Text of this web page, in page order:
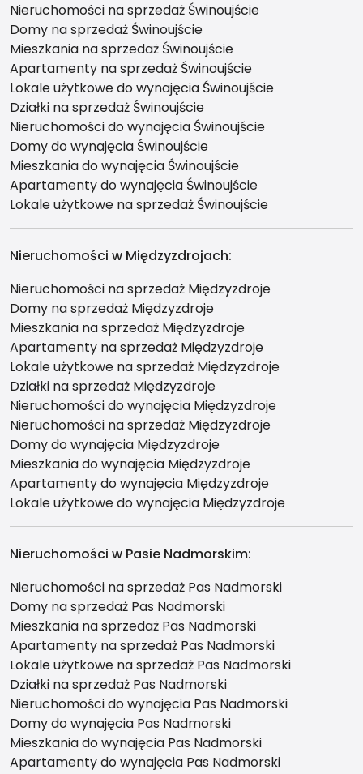
Nieruchomości na sprzedaż Świnoujście
Domy na sprzedaż Świnoujście
Mieszkania na sprzedaż Świnoujście
Apartamenty na sprzedaż Świnoujście
Lokale użytkowe do wynajęcia Świnoujście
Działki na sprzedaż Świnoujście
Nieruchomości do wynajęcia Świnoujście
Domy do wynajęcia Świnoujście
Mieszkania do wynajęcia Świnoujście
Apartamenty do wynajęcia Świnoujście
Lokale użytkowe na sprzedaż Świnoujście
Nieruchomości w Międzyzdrojach:
Nieruchomości na sprzedaż Międzyzdroje
Domy na sprzedaż Międzyzdroje
Mieszkania na sprzedaż Międzyzdroje
Apartamenty na sprzedaż Międzyzdroje
Lokale użytkowe na sprzedaż Międzyzdroje
Działki na sprzedaż Międzyzdroje
Nieruchomości do wynajęcia Międzyzdroje
Nieruchomości na sprzedaż Międzyzdroje
Domy do wynajęcia Międzyzdroje
Mieszkania do wynajęcia Międzyzdroje
Apartamenty do wynajęcia Międzyzdroje
Lokale użytkowe do wynajęcia Międzyzdroje
Nieruchomości w Pasie Nadmorskim:
Nieruchomości na sprzedaż Pas Nadmorski
Domy na sprzedaż Pas Nadmorski
Mieszkania na sprzedaż Pas Nadmorski
Apartamenty na sprzedaż Pas Nadmorski
Lokale użytkowe na sprzedaż Pas Nadmorski
Działki na sprzedaż Pas Nadmorski
Nieruchomości do wynajęcia Pas Nadmorski
Domy do wynajęcia Pas Nadmorski
Mieszkania do wynajęcia Pas Nadmorski
Apartamenty do wynajęcia Pas Nadmorski